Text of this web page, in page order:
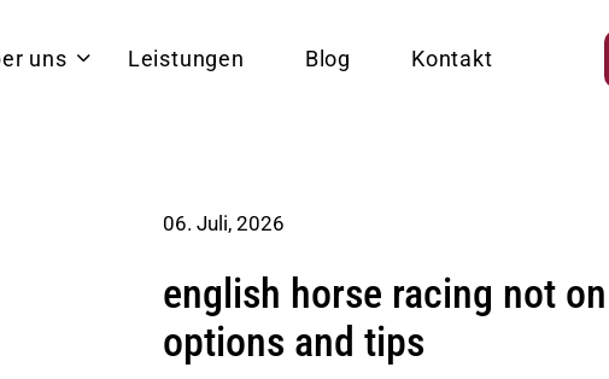
uns Leistungen Blog Kontakt
06. Juli, 2026
english horse racing not
options and tips